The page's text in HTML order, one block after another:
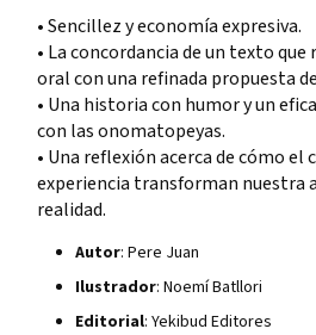
• Sencillez y economía expresiva.
• La concordancia de un texto
oral con una refinada propuesta
• Una historia con humor y un
con las onomatopeyas.
• Una reflexión acerca de cómo
experiencia transforman nuestra
realidad.
Autor: Pere Juan
Ilustrador: Noemí Batllori
Editorial: Yekibud Editores